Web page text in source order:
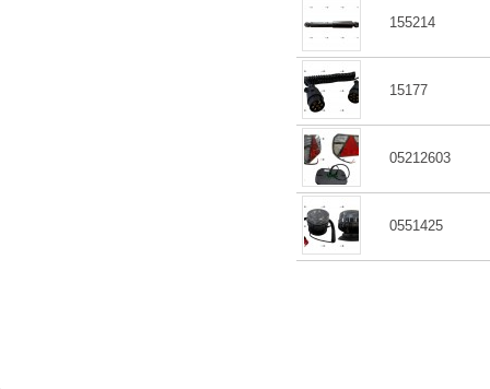
155214
15177
05212603
0551425